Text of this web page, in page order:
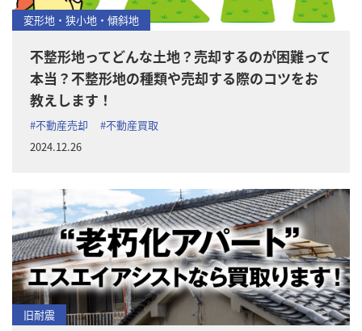
変形地・狭小地・傾斜地
不整形地ってどんな土地？売却するのが困難って
本当？不整形地の種類や売却する際のコツをお
教えします！
#不動産売却
#不動産買取
2024.12.26
旧耐震